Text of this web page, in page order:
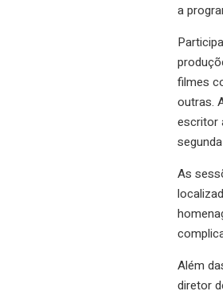
a
filmes
outras.
escritor
As
Além
diretor